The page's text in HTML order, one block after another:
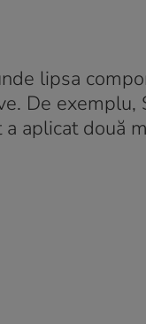
lipsa
De exemplu,
aplicat două